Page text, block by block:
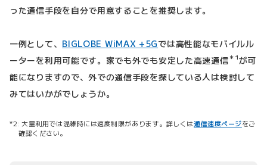
った通信手段を自分で用意することを推奨します。
一例として、 BIGLOBE WiMAX +5Gでは高性能なモバイルル
ーターを利用可能です。家でも外でも安定した高速通信＊1が可
能になりますので、外での通信手段を探している人は検討して
みてはいかがでしょうか。
大量利用では混雑時には速度制限があります。詳しくは通信速度ページをご
確認ください。